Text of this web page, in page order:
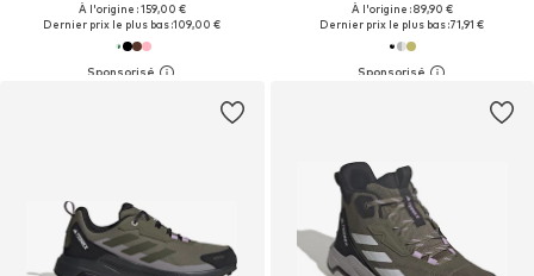
À l'origine : 159,00 €
Dernier prix le plus bas :109,00 €
À l'origine : 89,90 €
Dernier prix le plus bas :71,91 €